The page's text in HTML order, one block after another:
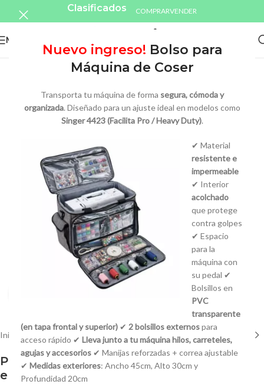
Nuevo ingreso! Bolso para
Máquina de Coser
Transporta tu máquina de forma segura, cómoda y
organizada. Diseñado para un ajuste ideal en modelos como
Singer 4423 (Facilita Pro / Heavy Duty).
✔ Material
resistente e
impermeable
✔ Interior
acolchado
que protege
contra golpes
✔ Espacio
para la
máquina con
su pedal ✔
Bolsillos en
PVC
transparente
(en tapa frontal y superior) ✔ 2 bolsillos externospara
acceso rápido ✔ Lleva junto a tu máquina hilos, carreteles,
agujas y accesorios ✔ Manijas reforzadas + correa ajustable
✔ Medidas exteriores: Ancho 45cm, Alto 30cm y
Profundidad 20cm
Clasificados COMPRARVENDER
MENU
Inicio Insumos Varios
Pinza de Overlock y Collareta para
enhebrado Reforzada